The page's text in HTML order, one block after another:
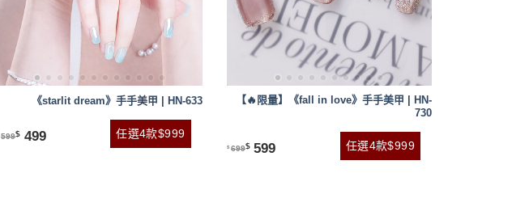
《starlit dream》手手美甲 | HN-633
599$ 499 任選4款$999
【🔥限量】《fall in love》手手美甲 | HN-
730
$ 699$ 599 任選4款$999